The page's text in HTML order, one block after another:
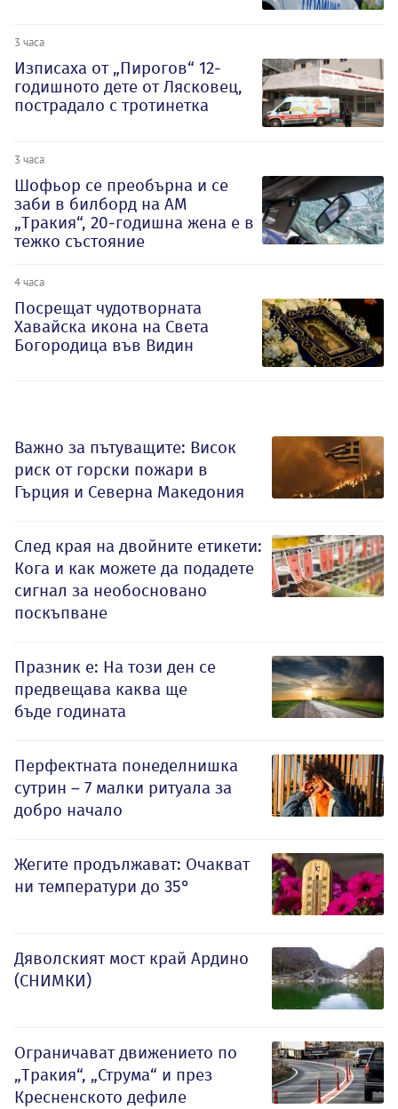
3 часа
Изписаха от „Пирогов“ 12-
годишното дете от Лясковец,
пострадало с тротинетка
3 часа
Шофьор се преобърна и се
заби в билборд на АМ
„Тракия“, 20-годишна жена е в
тежко състояние
4 часа
Посрещат чудотворната
Хавайска икона на Света
Богородица във Видин
Важно за пътуващите: Висок
риск от горски пожари в
Гърция и Северна Македония
След края на двойните етикети:
Кога и как можете да подадете
сигнал за необосновано
поскъпване
Празник е: На този ден се
предвещава каква ще
бъде годината
Перфектната понеделнишка
сутрин – 7 малки ритуала за
добро начало
Жегите продължават: Очакват
ни температури до 35°
Дяволският мост край Ардино
(СНИМКИ)
Ограничават движението по
„Тракия“, „Струма“ и през
Кресненското дефиле